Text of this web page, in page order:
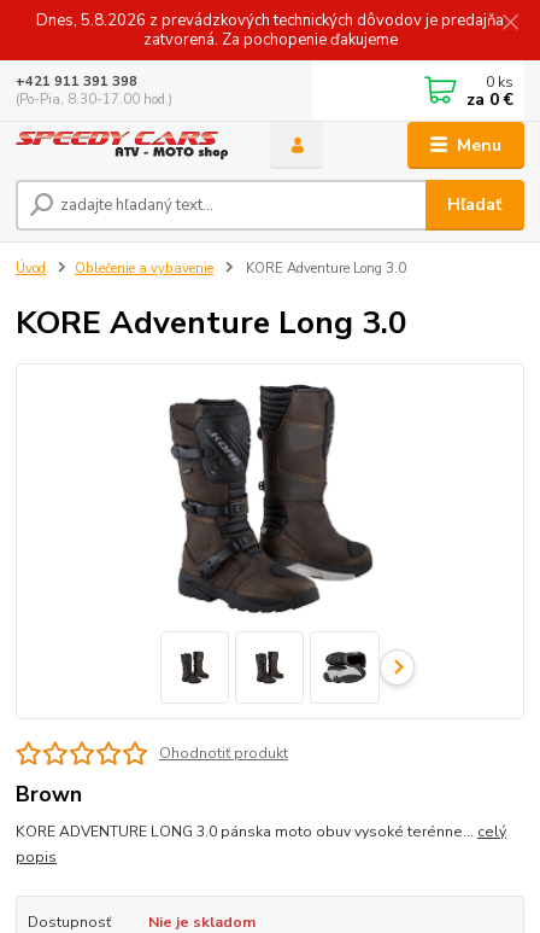
Dnes, 5.8.2026 z prevádzkových technických dôvodov je predajňa
zatvorená. Za pochopenie ďakujeme
Menu
Hľadať
+421 911 391 398
(Po-Pia, 8.30-17.00 hod.)
0 ks
za 0 €
Úvod Oblečenie a vybavenie KORE Adventure Long 3.0
KORE Adventure Long 3.0
Ohodnotiť produkt
Brown
KORE ADVENTURE LONG 3.0 pánska moto obuv vysoké terénne... celý
popis
Dostupnosť
Nie je skladom